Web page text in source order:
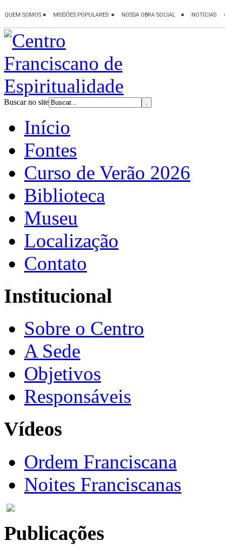
Buscar no site
Início
Fontes
Curso de Verão 2026
Biblioteca
Museu
Localização
Contato
Institucional
Sobre o Centro
A Sede
Objetivos
Responsáveis
Vídeos
Ordem Franciscana
Noites Franciscanas
Publicações